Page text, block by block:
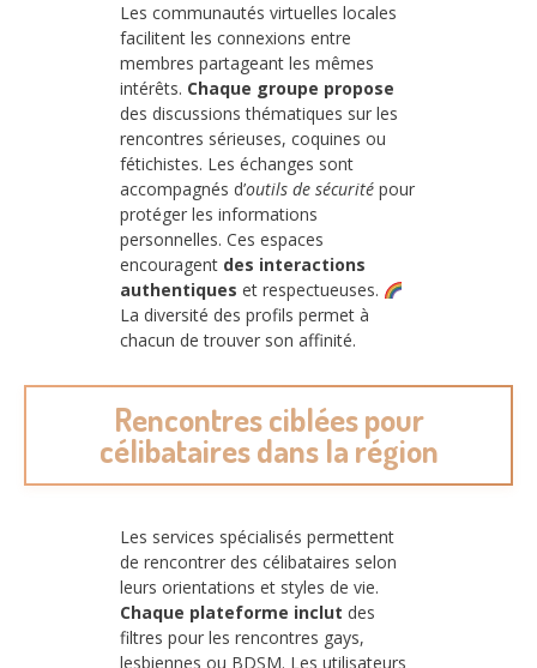
Les communautés virtuelles locales
facilitent les connexions entre
membres partageant les mêmes
intérêts. Chaque groupe propose
des discussions thématiques sur les
rencontres sérieuses, coquines ou
fétichistes. Les échanges sont
accompagnés d’outils de sécurité pour
protéger les informations
personnelles. Ces espaces
encouragent des interactions
authentiques et respectueuses.
La diversité des profils permet à
chacun de trouver son affinité.
Rencontres ciblées pour
célibataires dans la région
Les services spécialisés permettent
de rencontrer des célibataires selon
leurs orientations et styles de vie.
Chaque plateforme inclut des
filtres pour les rencontres gays,
lesbiennes ou BDSM. Les utilisateurs